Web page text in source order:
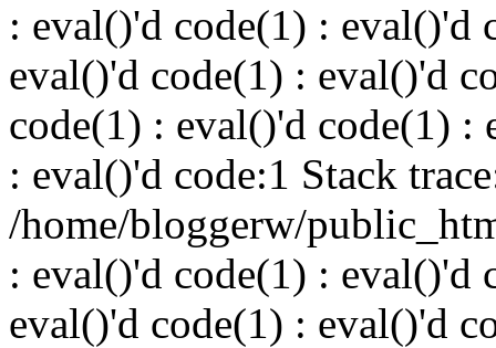
: eval()'d code(1) : eval()'d
eval()'d code(1) : eval()'d
code(1) : eval()'d code(1) :
: eval()'d code:1 Stack
/home/bloggerw/
: eval()'d code(1) : eval()'d
eval()'d code(1) : eval()'d